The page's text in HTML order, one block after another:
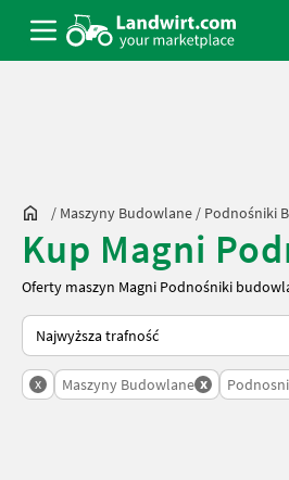
/ Maszyny Budowlane / Podnośniki
Kup Magni
Oferty maszyn Magni Podnośniki
Tak sortuje się na Landwirt.com
x Maszyny Budowlane x